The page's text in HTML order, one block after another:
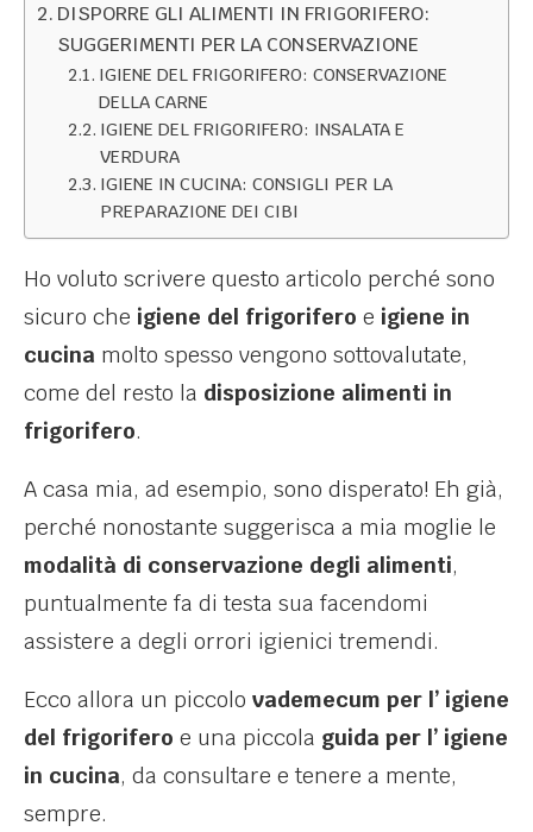
DISPORRE GLI ALIMENTI IN FRIGORIFERO:
SUGGERIMENTI PER LA CONSERVAZIONE
IGIENE DEL FRIGORIFERO: CONSERVAZIONE
DELLA CARNE
IGIENE DEL FRIGORIFERO: INSALATA E
VERDURA
IGIENE IN CUCINA: CONSIGLI PER LA
PREPARAZIONE DEI CIBI
​Ho voluto scrivere questo articolo perché sono
sicuro che igiene del frigorifero e igiene in
cucina molto spesso vengono sottovalutate,
come del resto la disposizione alimenti in
frigorifero.
A casa mia, ad esempio, sono disperato! Eh già,
perché nonostante suggerisca a mia moglie le
modalità di conservazione degli alimenti,
puntualmente fa di testa sua facendomi
assistere a degli orrori igienici tremendi.
Ecco allora un piccolo vademecum per l’ igiene
del frigorifero e una piccola guida per l’ igiene
in cucina, da consultare e tenere a mente,
sempre.